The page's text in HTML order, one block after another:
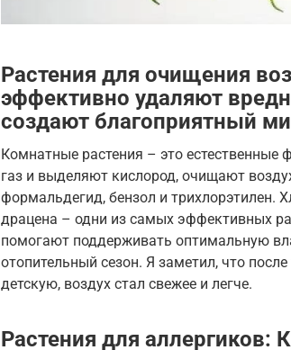
Растения для очищения
эффективно удаляют
создают благоприятный
Комнатные растения – это
газ и выделяют кислород, очищают
формальдегид, бензол и трихлорэтилен.
драцена – одни из самых эффективных
помогают поддерживать оптимальную
отопительный сезон. Я заметил, что
детскую, воздух стал свежее и легче.
Растения для аллергиков: